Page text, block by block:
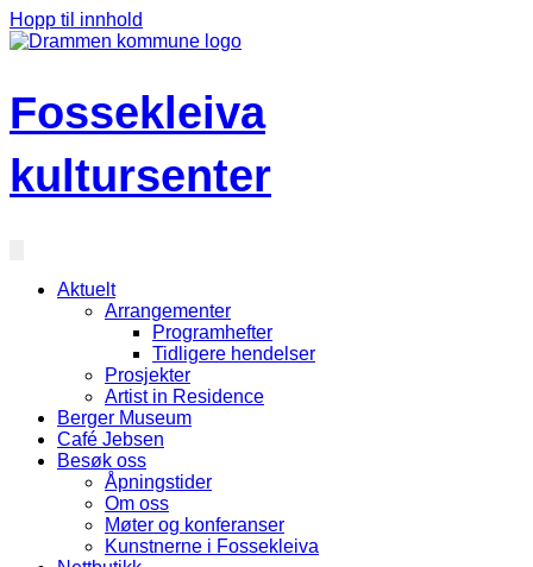
Hopp til innhold
Fossekleiva
kultursenter
Aktuelt
Arrangementer
Programhefter
Tidligere hendelser
Prosjekter
Artist in Residence
Berger Museum
Café Jebsen
Besøk oss
Åpningstider
Om oss
Møter og konferanser
Kunstnerne i Fossekleiva